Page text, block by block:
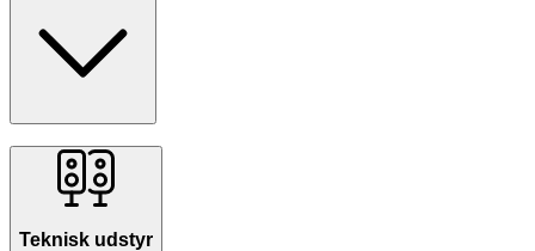
Teknisk udstyr